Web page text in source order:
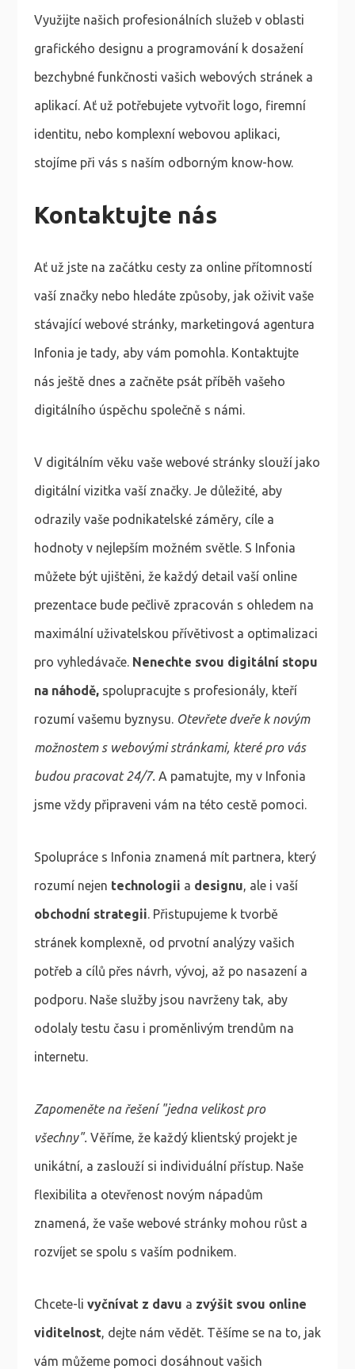
Využijte našich profesionálních služeb v oblasti
grafického designu a programování k dosažení
bezchybné funkčnosti vašich webových stránek a
aplikací. Ať už potřebujete vytvořit logo, firemní
identitu, nebo komplexní webovou aplikaci,
stojíme při vás s naším odborným know-how.
Kontaktujte nás
Ať už jste na začátku cesty za online přítomností
vaší značky nebo hledáte způsoby, jak oživit vaše
stávající webové stránky, marketingová agentura
Infonia je tady, aby vám pomohla. Kontaktujte
nás ještě dnes a začněte psát příběh vašeho
digitálního úspěchu společně s námi.
V digitálním věku vaše webové stránky slouží jako
digitální vizitka vaší značky. Je důležité, aby
odrazily vaše podnikatelské záměry, cíle a
hodnoty v nejlepším možném světle. S Infonia
můžete být ujištěni, že každý detail vaší online
prezentace bude pečlivě zpracován s ohledem na
maximální uživatelskou přívětivost a optimalizaci
pro vyhledávače. Nenechte svou digitální stopu
na náhodě,spolupracujte s profesionály, kteří
rozumí vašemu byznysu. Otevřete dveře k novým
možnostem s webovými stránkami, které pro vás
budou pracovat 24/7. A pamatujte, my v Infonia
jsme vždy připraveni vám na této cestě pomoci.
Spolupráce s Infonia znamená mít partnera, který
rozumí nejen technologii a designu, ale i vaší
obchodní strategii. Přistupujeme k tvorbě
stránek komplexně, od prvotní analýzy vašich
potřeb a cílů přes návrh, vývoj, až po nasazení a
podporu. Naše služby jsou navrženy tak, aby
odolaly testu času i proměnlivým trendům na
internetu.
Zapomeněte na řešení "jedna velikost pro
všechny". Věříme, že každý klientský projekt je
unikátní, a zaslouží si individuální přístup. Naše
flexibilita a otevřenost novým nápadům
znamená, že vaše webové stránky mohou růst a
rozvíjet se spolu s vaším podnikem.
Chcete-li vyčnívat z davu a zvýšit svou online
viditelnost, dejte nám vědět. Těšíme se na to, jak
vám můžeme pomoci dosáhnout vašich